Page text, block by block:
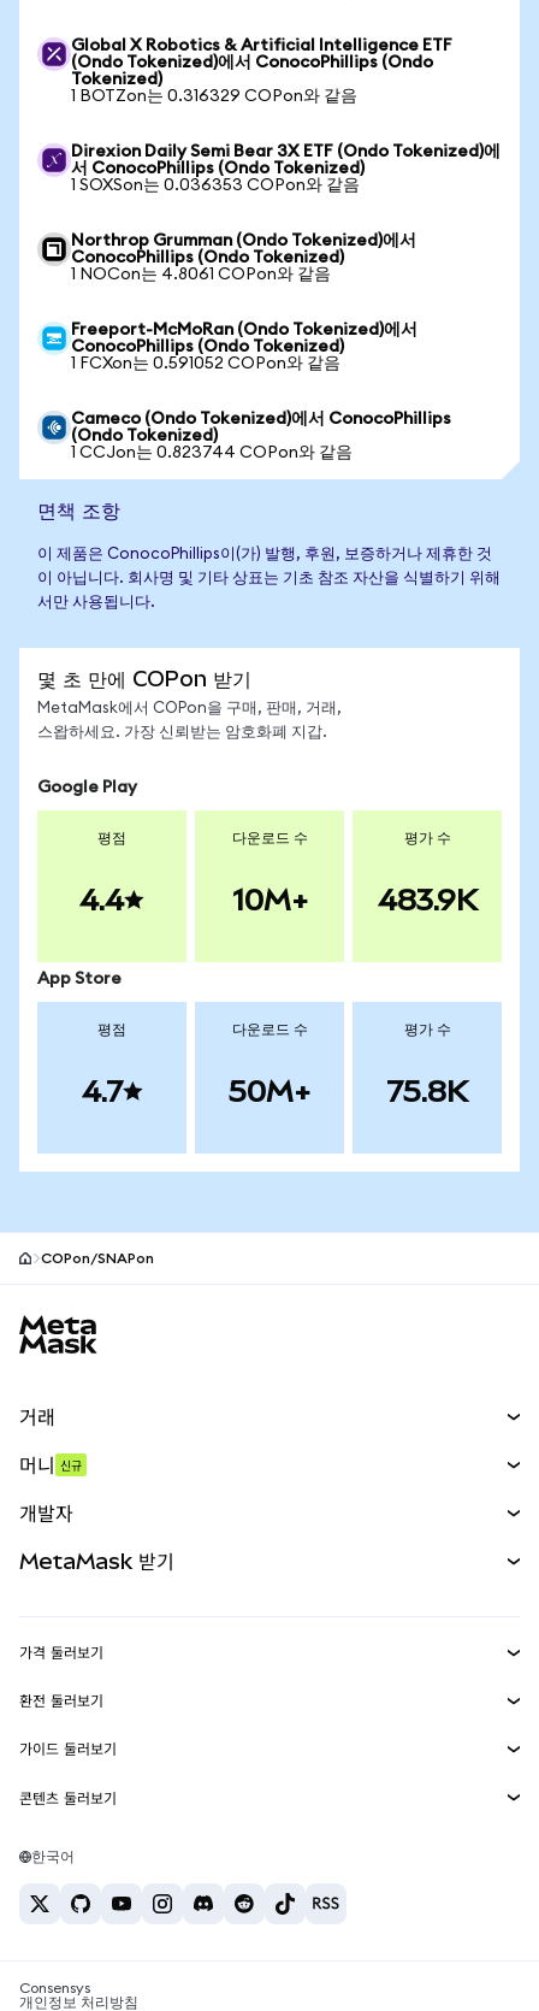
Global X Robotics & Artificial Intelligence ETF
(Ondo Tokenized)에서 ConocoPhillips (Ondo
Tokenized)
1 BOTZon는 0.316329 COPon와 같음
Direxion Daily Semi Bear 3X ETF (Ondo Tokenized)에
서 ConocoPhillips (Ondo Tokenized)
1 SOXSon는 0.036353 COPon와 같음
Northrop Grumman (Ondo Tokenized)에서
ConocoPhillips (Ondo Tokenized)
1 NOCon는 4.8061 COPon와 같음
Freeport-McMoRan (Ondo Tokenized)에서
ConocoPhillips (Ondo Tokenized)
1 FCXon는 0.591052 COPon와 같음
Cameco (Ondo Tokenized)에서 ConocoPhillips
(Ondo Tokenized)
1 CCJon는 0.823744 COPon와 같음
면책 조항
이 제품은 ConocoPhillips이(가) 발행, 후원, 보증하거나 제휴한 것
이 아닙니다. 회사명 및 기타 상표는 기초 참조 자산을 식별하기 위해
서만 사용됩니다.
몇 초 만에 COPon 받기
MetaMask에서 COPon을 구매, 판매, 거래,
스왑하세요. 가장 신뢰받는 암호화폐 지갑.
Google Play
평점
4.4
다운로드 수
10M+
평가 수
483.9K
App Store
평점
4.7
다운로드 수
50M+
평가 수
75.8K
COPon/SNAPon
거래
무기한 선물
실물자산
머니 신규
개발자
MetaMask Connect
Snaps
웹3 서비스
MetaMask 받기
보안
고객 지원
채용
가격 둘러보기
이더리움 가격
솔라나 가격
테더 가격
환전 둘러보기
ETH를 USD로 환전
USDT를 INR로 환전
BTC를 INR로 환전
ETH를 USDT로 환전
가이드 둘러보기
ETH 매수
USDT 매수
SHIB 매수
콘텐츠 둘러보기
솔라나 지갑
암호화폐 세금 뉴스
한국어
Consensys
개인정보 처리방침